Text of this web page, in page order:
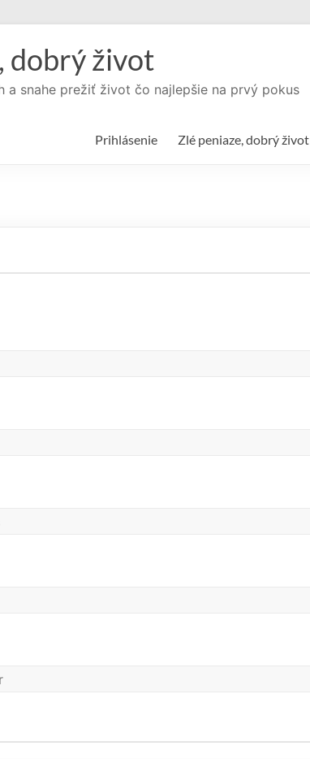
dobrý život
a snahe prežiť život čo najlepšie na prvý pokus
Prihlásenie Zlé peniaze, dobrý život